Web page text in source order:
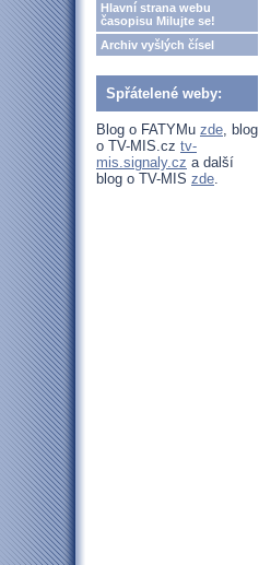
Hlavní strana webu
časopisu Milujte se!
Archiv vyšlých čísel
Spřátelené weby:
Blog o FATYMu zde, blog
o TV-MIS.cz tv-
mis.signaly.cz a další
blog o TV-MIS zde.